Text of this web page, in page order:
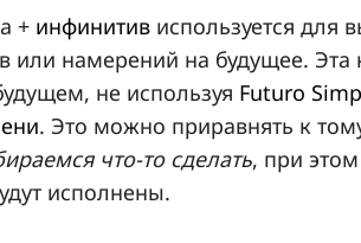
+ инфинитив используется
или намерений на будущее. Эта
не используя Futuro
. Это можно приравнять к
что-то сделать, при
исполнены.